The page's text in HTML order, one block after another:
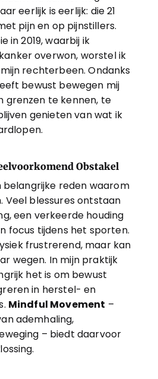
eerlijk is eerlijk: die 21
pijn en op pijnstillers.
in 2019, waarbij ik
overwon, worstel ik
rechterbeen. Ondanks
bewust bewegen mij
grenzen te kennen, te
genieten van wat ik
Obstakel
belangrijke reden waarom
Veel blessures ontstaan
een verkeerde houding
focus tijdens het sporten.
frustrerend, maar kan
wegen. In mijn praktijk
het is om bewust
in herstel- en
Mindful Movement –
ademhaling,
– biedt daarvoor